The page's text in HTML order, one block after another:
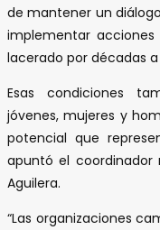
de mantener un
implementar
lacerado por décadas
Esas condiciones
jóvenes, mujeres y
potencial que
apuntó el coordinador
Aguilera.
“Las organizaciones